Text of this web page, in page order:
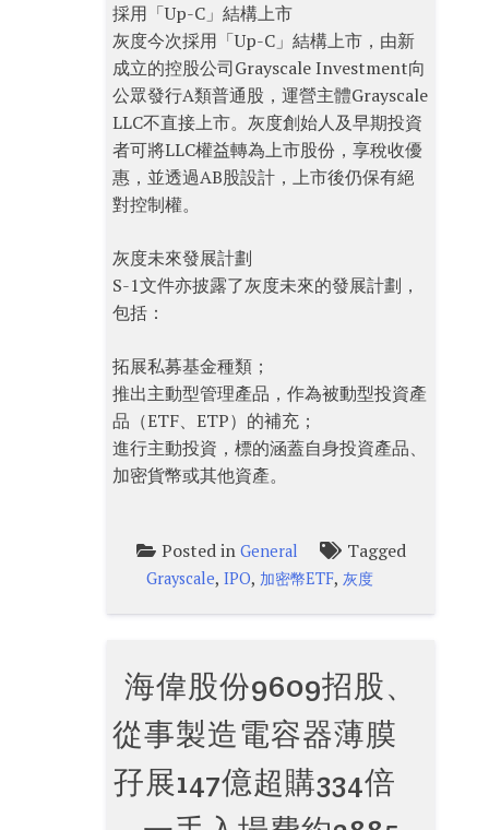
採用「Up-C」結構上市
灰度今次採用「Up-C」結構上市，由新
成立的控股公司Grayscale Investment向
公眾發行A類普通股，運營主體Grayscale
LLC不直接上市。灰度創始人及早期投資
者可將LLC權益轉為上市股份，享稅收優
惠，並透過AB股設計，上市後仍保有絕
對控制權。
灰度未來發展計劃
S-1文件亦披露了灰度未來的發展計劃，
包括：
拓展私募基金種類；
推出主動型管理產品，作為被動型投資產
品（ETF、ETP）的補充；
進行主動投資，標的涵蓋自身投資產品、
加密貨幣或其他資產。
Posted in General Tagged
Grayscale,IPO, 加密幣ETF,灰度
海偉股份9609招股、
從事製造電容器薄膜
孖展147億超購334倍